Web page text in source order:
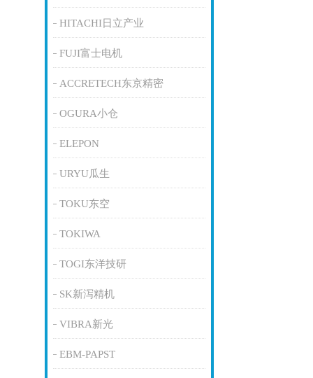
HITACHI日立产业
FUJI富士电机
ACCRETECH东京精密
OGURA小仓
ELEPON
URYU瓜生
TOKU东空
TOKIWA
TOGI东洋技研
SK新泻精机
VIBRA新光
EBM-PAPST